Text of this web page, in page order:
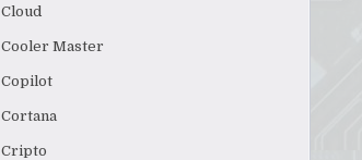
Cloud
Cooler Master
Copilot
Cortana
Cripto